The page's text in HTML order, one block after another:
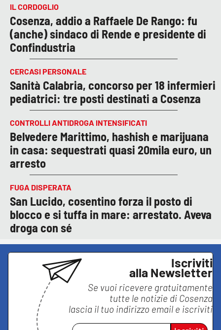
IL CORDOGLIO
Cosenza, addio a Raffaele De Rango: fu
(anche) sindaco di Rende e presidente di
Confindustria
CERCASI PERSONALE
Sanità Calabria, concorso per 18 infermieri
pediatrici: tre posti destinati a Cosenza
CONTROLLI ANTIDROGA INTENSIFICATI
Belvedere Marittimo, hashish e marijuana
in casa: sequestrati quasi 20mila euro, un
arresto
FUGA DISPERATA
San Lucido, cosentino forza il posto di
blocco e si tuffa in mare: arrestato. Aveva
droga con sé
Iscriviti
alla Newsletter
Se vuoi ricevere gratuitamente
tutte le notizie di Cosenza
lascia il tuo indirizzo email e iscriviti